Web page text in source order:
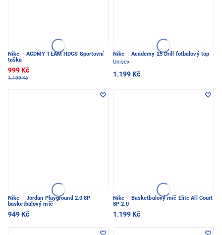
Nike · ACDMY TEAM HDCS Sportovní
taška
999 Kč
1.199 Kč
Nike · Academy 25 Drill fotbalový top
Unisex
1.199 Kč
Nike · Jordan Playground 2.0 8P
basketbalový míč
949 Kč
Nike · Basketbalový míč Elite All Court
8P 2.0
1.199 Kč